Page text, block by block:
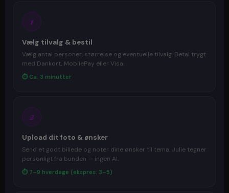
1
Vælg tilvalg & bestil
Vælg antal personer, størrelse og eventuelle tilvalg. Betal trygt
med Dankort, MobilePay eller Visa.
⏱ Ca. 3 minutter
2
Upload dit foto & ønsker
Send et godt billede og noter dine ønsker til tema. Julie tegner
personligt fra bunden — ingen AI.
⏱ 7–9 hverdage (ekspres: 3–5)